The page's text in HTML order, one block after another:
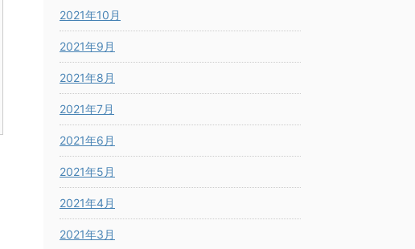
2021年10月
2021年9月
2021年8月
2021年7月
2021年6月
2021年5月
2021年4月
2021年3月